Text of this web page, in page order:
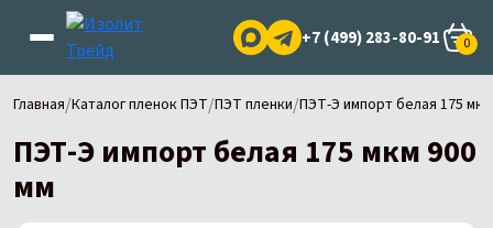
+7 (499) 283-80-91 0
Главная/Каталог пленок ПЭТ/ПЭТ пленки/ПЭТ-Э импорт белая 175
ПЭТ-Э импорт белая 175 мкм 900
мм